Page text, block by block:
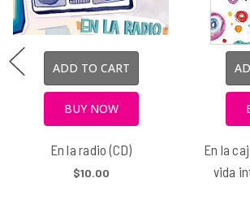
CART
La
Ecología hasta en la